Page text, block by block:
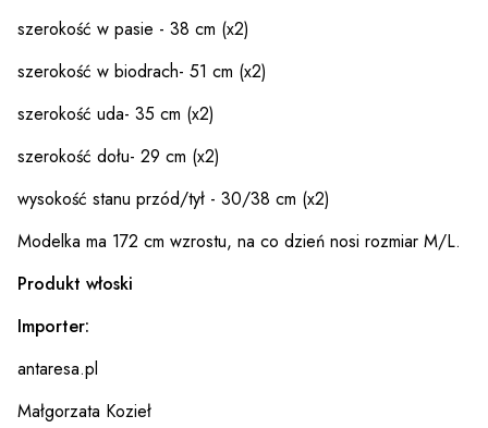
szerokość w pasie - 38 cm (x2)
szerokość w biodrach- 51 cm (x2)
szerokość uda- 35 cm (x2)
szerokość dołu- 29 cm (x2)
wysokość stanu przód/tył - 30/38 cm (x2)
Modelka ma 172 cm wzrostu, na co dzień nosi rozmiar M/L.
Produkt włoski
Importer:
antaresa.pl
Małgorzata Kozieł